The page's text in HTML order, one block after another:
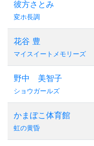
彼方さとみ
変ホ長調
花谷 豊
マイスイートメモリーズ
野中 美智子
ショウガールズ
かまぼこ体育館
虹の黄昏